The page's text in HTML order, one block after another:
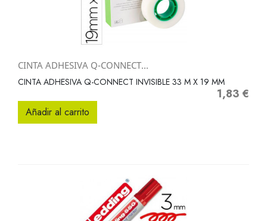
CINTA ADHESIVA Q-CONNECT...
CINTA ADHESIVA Q-CONNECT INVISIBLE 33 M X 19 MM
Precio
1,83 €
Añadir al carrito